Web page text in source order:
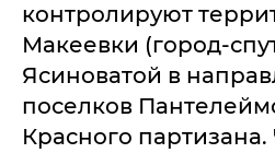
контролируют
Макеевки (город-
Ясиноватой в
поселков
Красного партизана.